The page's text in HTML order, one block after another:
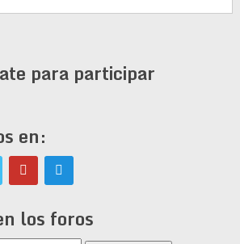
para participar
en:
los foros